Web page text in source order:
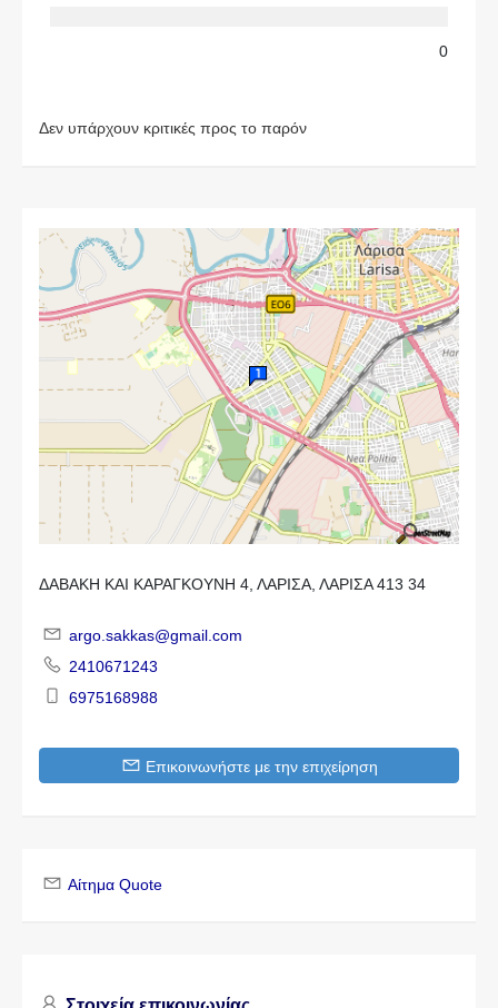
0
Δεν υπάρχουν κριτικές προς το παρόν
ΔΑΒΑΚΗ ΚΑΙ ΚΑΡΑΓΚΟΥΝΗ 4, ΛΑΡΙΣΑ, ΛΑΡΙΣΑ 413 34
argo.sakkas@gmail.com
2410671243
6975168988
Επικοινωνήστε με την επιχείρηση
Αίτημα Quote